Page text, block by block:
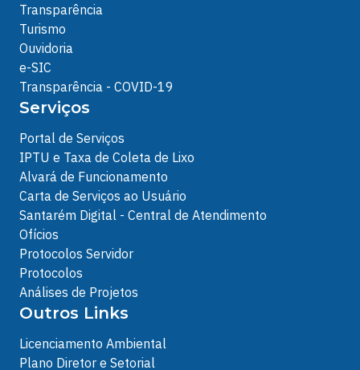
Transparência
Turismo
Ouvidoria
e-SIC
Transparência - COVID-19
Serviços
Portal de Serviços
IPTU e Taxa de Coleta de Lixo
Alvará de Funcionamento
Carta de Serviços ao Usuário
Santarém Digital - Central de Atendimento
Ofícios
Protocolos Servidor
Protocolos
Análises de Projetos
Outros Links
Licenciamento Ambiental
Plano Diretor e Setorial